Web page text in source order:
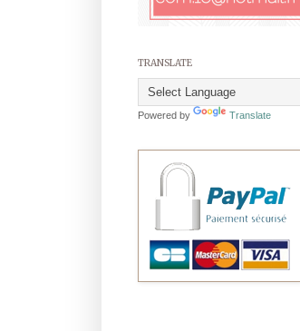
TRANSLATE
Powered by Translate